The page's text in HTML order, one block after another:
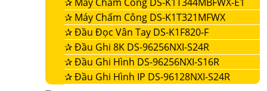
✰ Máy Chấm Công DS-K1T321MFWX
✰Đầu Đọc Vân Tay DS-K1F820-F
✰Đầu Ghi 8K DS-96256NXI-S24R
✰Đầu Ghi Hình DS-96256NXI-S16R
✰Đầu Ghi Hình IP DS-96128NXI-S24R